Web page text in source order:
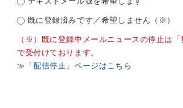
既に登録済みです／希望しません（※）
（※）既に登録中メールニュースの停止は
で受付けております。
≫「配信停止」ページはこちら